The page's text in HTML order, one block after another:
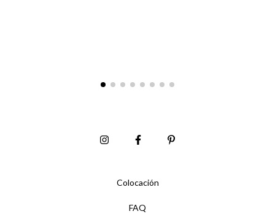
Colocación
FAQ